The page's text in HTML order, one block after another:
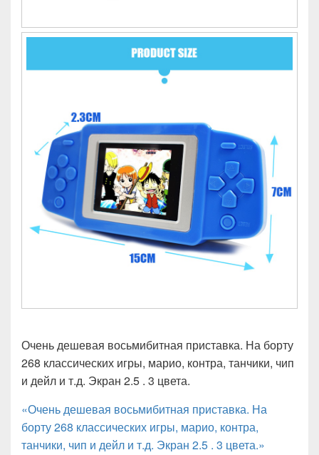
Очень дешевая восьмибитная приставка. На борту
268 классических игры, марио, контра, танчики, чип
и дейл и т.д. Экран 2.5 . 3 цвета.
«Очень дешевая восьмибитная приставка. На
борту 268 классических игры, марио, контра,
танчики, чип и дейл и т.д. Экран 2.5 . 3 цвета.»